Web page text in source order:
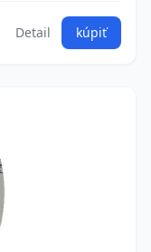
Detail kúpiť